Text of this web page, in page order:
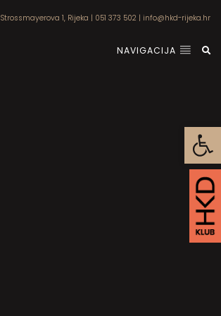
Strossmayerova 1, Rijeka | 051 373 502 | info@hkd-rijeka.hr
NAVIGACIJA